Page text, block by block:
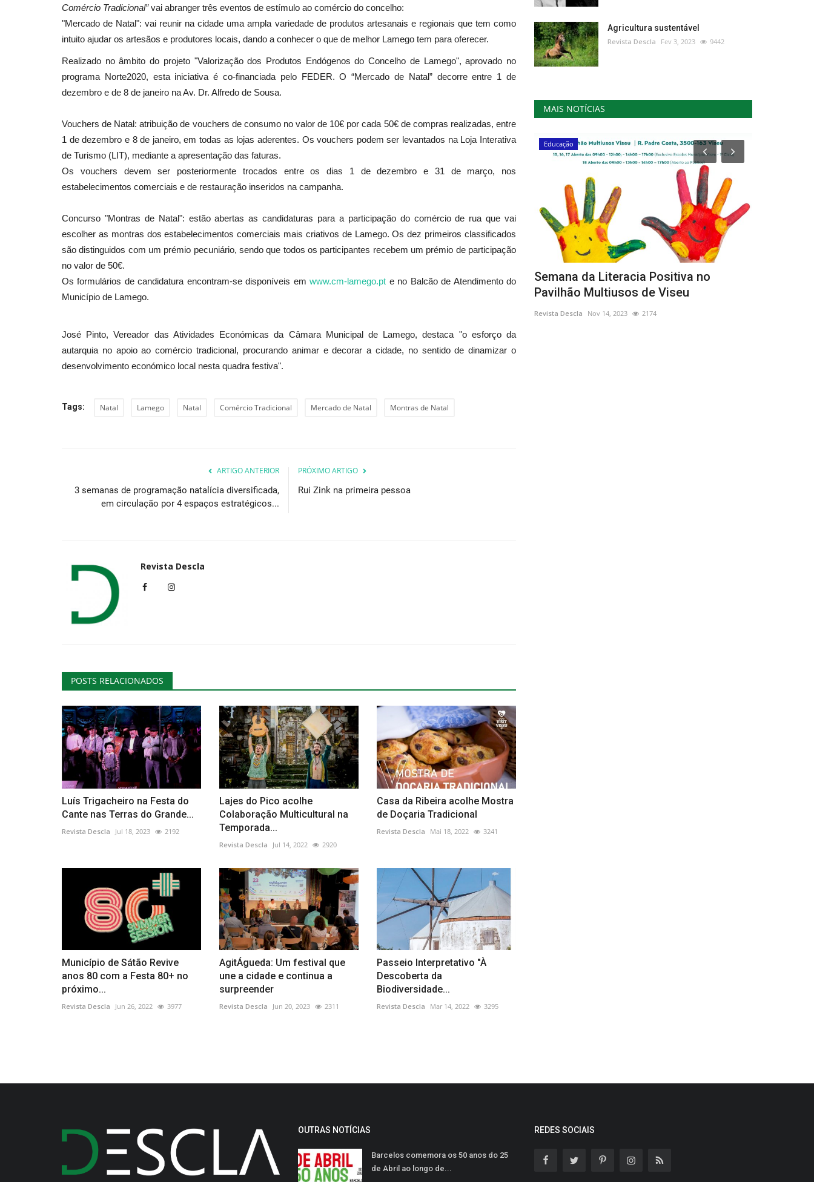
Comércio Tradicional”vai abranger três eventos de estímulo ao comércio do concelho:
"Mercado de Natal": vai reunir na cidade uma ampla variedade de produtos artesanais e regionais que tem como
intuito ajudar os artesãos e produtores locais, dando a conhecer o que de melhor Lamego tem para oferecer.
Realizado no âmbito do projeto "Valorização dos Produtos Endógenos do Concelho de Lamego", aprovado no
programa Norte2020, esta iniciativa é co-financiada pelo FEDER. O “Mercado de Natal” decorre entre 1 de
dezembro e de 8 de janeiro na Av. Dr. Alfredo de Sousa.
Vouchers de Natal: atribuição de vouchers de consumo no valor de 10€ por cada 50€ de compras realizadas, entre
1 de dezembro e 8 de janeiro, em todas as lojas aderentes. Os vouchers podem ser levantados na Loja Interativa
de Turismo (LIT), mediante a apresentação das faturas.
Os vouchers devem ser posteriormente trocados entre os dias 1 de dezembro e 31 de março, nos
estabelecimentos comerciais e de restauração inseridos na campanha.
Concurso "Montras de Natal": estão abertas as candidaturas para a participação do comércio de rua que vai
escolher as montras dos estabelecimentos comerciais mais criativos de Lamego. Os dez primeiros classificados
são distinguidos com um prémio pecuniário, sendo que todos os participantes recebem um prémio de participação
no valor de 50€.
Os formulários de candidatura encontram-se disponíveis emwww.cm-lamego.pt e no Balcão de Atendimento do
Município de Lamego.
José Pinto, Vereador das Atividades Económicas da Câmara Municipal de Lamego, destaca "o esforço da
autarquia no apoio ao comércio tradicional, procurando animar e decorar a cidade, no sentido de dinamizar o
desenvolvimento económico local nesta quadra festiva".
Tags: Natal Lamego Natal Comércio Tradicional Mercado de Natal Montras de Natal
ARTIGO ANTERIOR
3 semanas de programação natalícia diversificada,
em circulação por 4 espaços estratégicos...
PRÓXIMO ARTIGO
Rui Zink na primeira pessoa
Revista Descla
POSTS RELACIONADOS
Luís Trigacheiro na Festa do
Cante nas Terras do Grande...
Revista Descla Jul 18, 2023 2192
Lajes do Pico acolhe
Colaboração Multicultural na
Temporada...
Revista Descla Jul 14, 2022 2920
Casa da Ribeira acolhe Mostra
de Doçaria Tradicional
Revista Descla Mai 18, 2022 3241
Município de Sátão Revive
anos 80 com a Festa 80+ no
próximo...
Revista Descla Jun 26, 2022 3977
AgitÁgueda: Um festival que
une a cidade e continua a
surpreender
Revista Descla Jun 20, 2023 2311
Passeio Interpretativo "À
Descoberta da
Biodiversidade...
Revista Descla Mar 14, 2022 3295
Agricultura sustentável
Revista Descla Fev 3, 2023 9442
MAIS NOTÍCIAS
Ambiente
Centro histórico de Cerveira sem
carros entre 15 de Julho...
Cultura
Exposição de Pintura de Nuno
Educação
Semana da Literacia Positiva no
Pavilhão Multiusos de Viseu
Revista Descla Nov 14, 2023 2174
OUTRAS NOTÍCIAS
Barcelos comemora os 50 anos do 25
de Abril ao longo de...
REDES SOCIAIS